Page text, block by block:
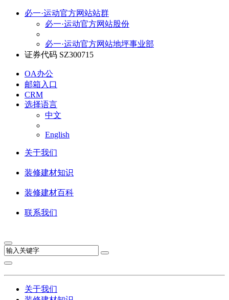
必一·运动官方网站站群
必一·运动官方网站股份
必一·运动官方网站地坪事业部
证券代码 SZ300715
OA办公
邮箱入口
CRM
选择语言
中文
English
关于我们
装修建材知识
装修建材百科
联系我们
关于我们